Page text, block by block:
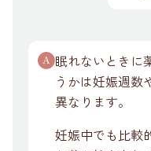
眠れないときに
うかは妊娠週数
異なります。
妊娠中でも比較